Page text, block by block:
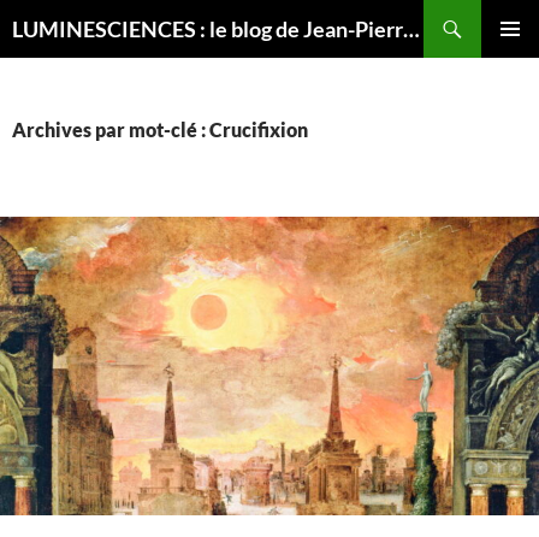
LUMINESCIENCES : le blog de Jean-Pierre LUMINET, astrophysicien
Archives par mot-clé : Crucifixion